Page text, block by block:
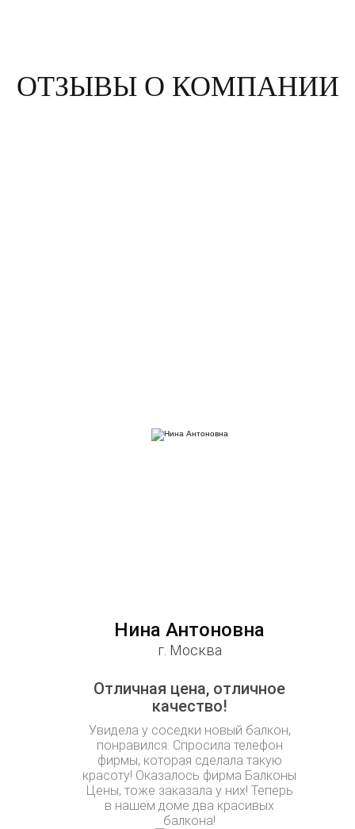
ОТЗЫВЫ О КОМПАНИИ
Нина Антоновна
г. Москва
Отличная цена, отличное
качество!
Увидела у соседки новый балкон,
понравился. Спросила телефон
фирмы, которая сделала такую
красоту! Оказалось фирма Балконы
Цены, тоже заказала у них! Теперь
в нашем доме два красивых
балкона!